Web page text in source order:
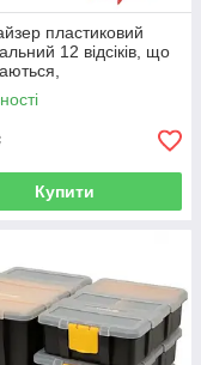
пластиковий
12 відсіків, що
ULTRA
Купити